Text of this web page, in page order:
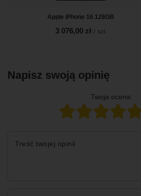
Apple iPhone 16 128GB
3 076,00 zł / szt.
Napisz swoją opinię
Twoja ocena:
Treść twojej opinii